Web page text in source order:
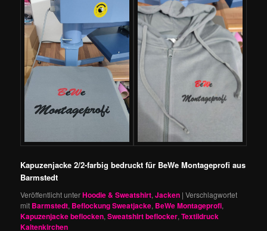
Kapuzenjacke 2/2-farbig bedruckt für BeWe Montageprofi aus
Barmstedt
Veröffentlicht unterHoodie & Sweatshirt,Jacken |Verschlagwortet
mit Barmstedt, Beflockung Sweatjacke, BeWe Montageprofi,
Kapuzenjacke beflocken,Sweatshirt beflocker,Textildruck
Kaltenkirchen